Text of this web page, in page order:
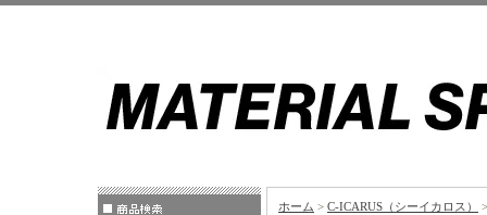
ホーム > C-ICARUS（シーイカロス）